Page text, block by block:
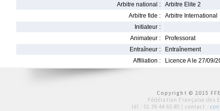
Arbitre national :
Arbitre Elite 2
Arbitre fide :
Arbitre International
Initiateur :
Animateur :
Professorat
Entraîneur :
Entraînement
Affiliation :
Licence A le 27/09/
Copyright © 2015
Fédération Française des
tél : 01 39 44 65 80 | contact :